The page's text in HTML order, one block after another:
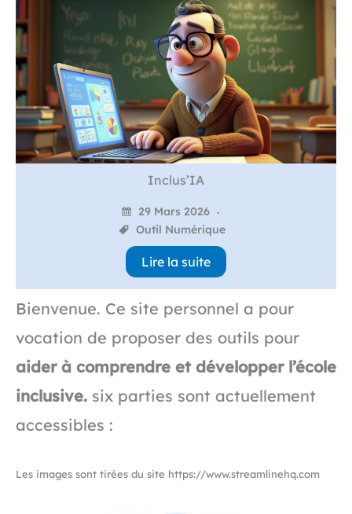
Inclus’IA
29 Mars 2026
Outil Numérique
Lire la suite
Bienvenue. Ce site personnel a pour
vocation de proposer des outils pour
aider à comprendre et développer l’école
inclusive. six parties sont actuellement
accessibles :
Les images sont tirées du site https://www.streamlinehq.com